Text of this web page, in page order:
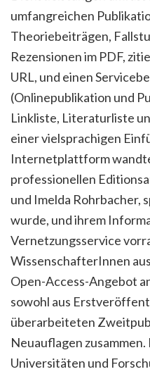
umfangreichen
Theoriebeiträgen,
Rezensionen im PDF,
URL, und einen
(Onlinepublikation und
Linkliste, Literaturliste
einer vielsprachigen
Internetplattform
professionellen
und Imelda Rohrbacher,
wurde, und ihrem
Vernetzungsservice
WissenschafterInnen
Open-Access-Angebot
sowohl aus
überarbeiteten
Neuauflagen
Universitäten und